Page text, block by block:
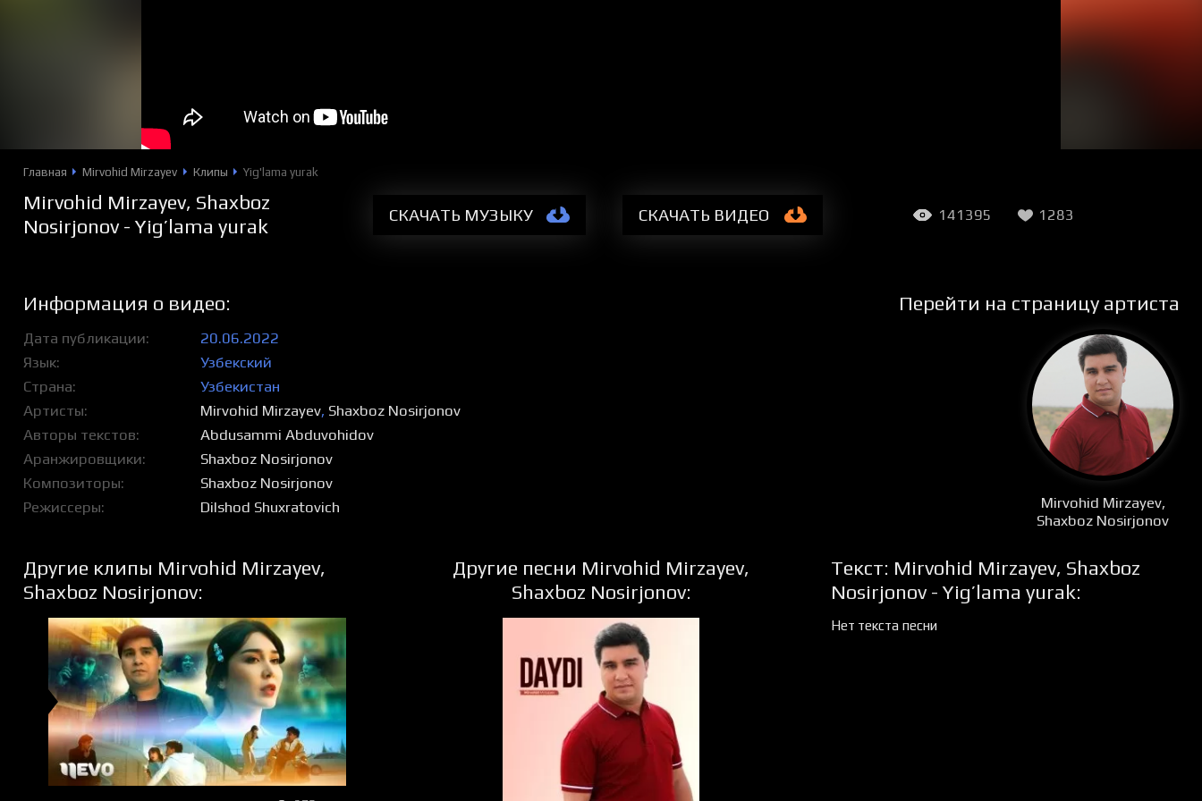
Главная Mirvohid Mirzayev Клипы Yig'lama yurak
Mirvohid Mirzayev, Shaxboz
Nosirjonov - Yig’lama yurak
СКАЧАТЬ МУЗЫКУ СКАЧАТЬ ВИДЕО 141395 1283
Информация о видео:
Дата публикации
20.06.2022
Язык
Узбекский
Страна
Узбекистан
Артисты
Mirvohid Mirzayev, Shaxboz Nosirjonov
Авторы текстов
Abdusammi Abduvohidov
Аранжировщики
Shaxboz Nosirjonov
Композиторы
Shaxboz Nosirjonov
Режиссеры
Dilshod Shuxratovich
Перейти на страницу артиста
Mirvohid Mirzayev,
Shaxboz Nosirjonov
Другие клипы Mirvohid Mirzayev,
Shaxboz Nosirjonov:
Другие песни Mirvohid Mirzayev,
Shaxboz Nosirjonov:
4087 1046
Текст: Mirvohid Mirzayev, Shaxboz
Nosirjonov - Yig’lama yurak:
Нет текста песни